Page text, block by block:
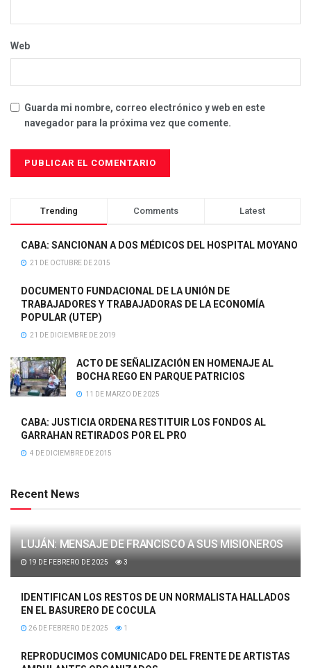
Web
Guarda mi nombre, correo electrónico y web en este
navegador para la próxima vez que comente.
Trending Comments Latest
CABA: SANCIONAN A DOS MÉDICOS DEL HOSPITAL MOYANO
21 DE OCTUBRE DE 2015
DOCUMENTO FUNDACIONAL DE LA UNIÓN DE
TRABAJADORES Y TRABAJADORAS DE LA ECONOMÍA
POPULAR (UTEP)
21 DE DICIEMBRE DE 2019
ACTO DE SEÑALIZACIÓN EN HOMENAJE AL
BOCHA REGO EN PARQUE PATRICIOS
11 DE MARZO DE 2025
CABA: JUSTICIA ORDENA RESTITUIR LOS FONDOS AL
GARRAHAN RETIRADOS POR EL PRO
4 DE DICIEMBRE DE 2015
Recent News
LUJÁN: MENSAJE DE FRANCISCO A SUS MISIONEROS
19 DE FEBRERO DE 2025 3
IDENTIFICAN LOS RESTOS DE UN NORMALISTA HALLADOS
EN EL BASURERO DE COCULA
26 DE FEBRERO DE 2025 1
REPRODUCIMOS COMUNICADO DEL FRENTE DE ARTISTAS